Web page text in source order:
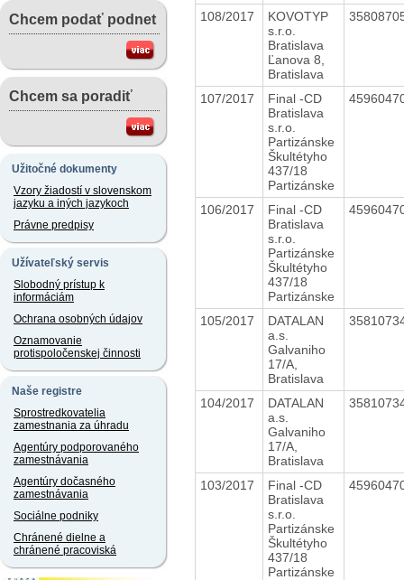
Chcem podať podnet
Chcem sa poradiť
Užitočné dokumenty
Vzory žiadostí v slovenskom
jazyku a iných jazykoch
Právne predpisy
Užívateľský servis
Slobodný prístup k
informáciám
Ochrana osobných údajov
Oznamovanie
protispoločenskej činnosti
Naše registre
Sprostredkovatelia
zamestnania za úhradu
Agentúry podporovaného
zamestnávania
Agentúry dočasného
zamestnávania
Sociálne podniky
Chránené dielne a
chránené pracoviská
108/2017
KOVOTYP
s.r.o.
Bratislava
Ľanova 8,
Bratislava
107/2017
Final -CD
Bratislava
s.r.o.
Partizánske
Škultétyho
437/18
Partizánske
106/2017
Final -CD
Bratislava
s.r.o.
Partizánske
Škultétyho
437/18
Partizánske
105/2017
DATALAN
a.s.
Galvaniho
17/A,
Bratislava
104/2017
DATALAN
a.s.
Galvaniho
17/A,
Bratislava
103/2017
Final -CD
Bratislava
s.r.o.
Partizánske
Škultétyho
437/18
Partizánske